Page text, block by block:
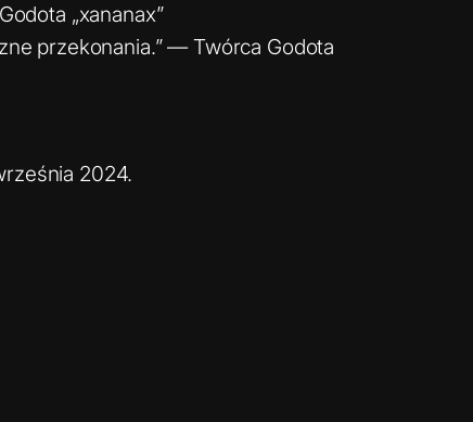
„xananax”
przekonania.” — Twórca Godota
2024.